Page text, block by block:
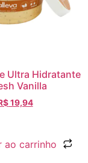
Ultra Hidratante
Vanilla
19,94
ao carrinho